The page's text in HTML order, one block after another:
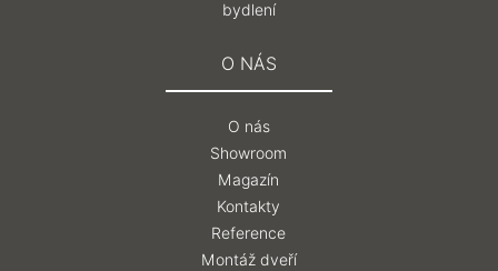
bydlení
O NÁS
O nás
Showroom
Magazín
Kontakty
Reference
Montáž dveří